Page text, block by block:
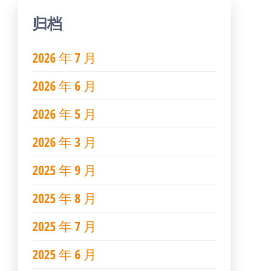
归档
2026 年 7 月
2026 年 6 月
2026 年 5 月
2026 年 3 月
2025 年 9 月
2025 年 8 月
2025 年 7 月
2025 年 6 月